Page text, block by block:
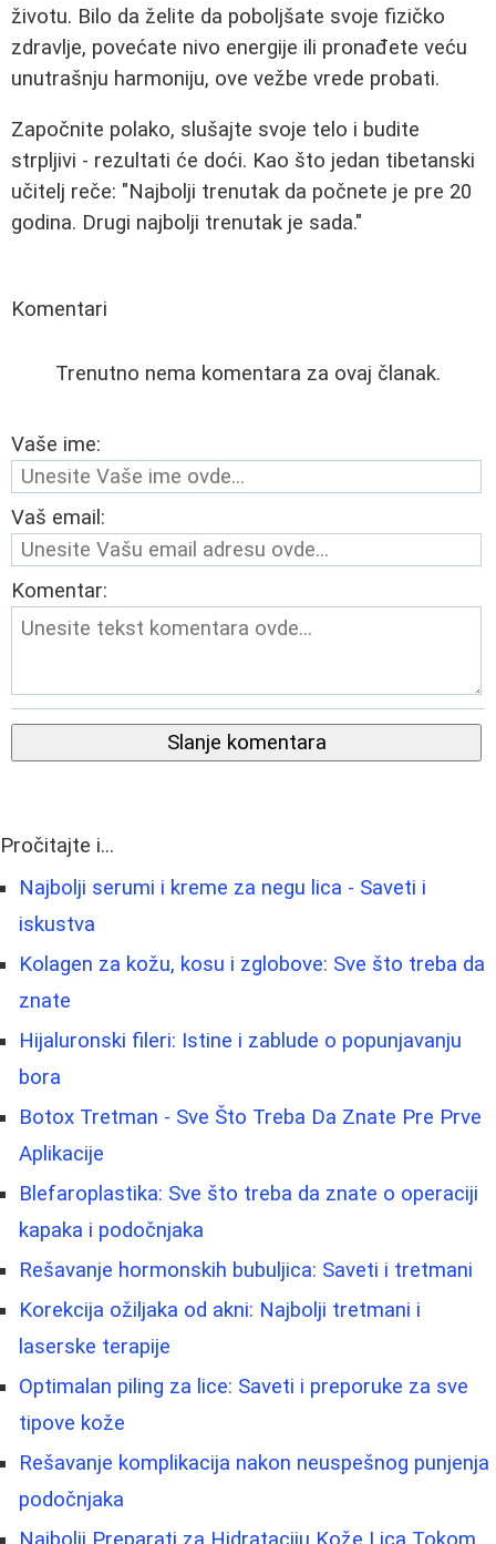
životu. Bilo da želite da poboljšate svoje fizičko
zdravlje, povećate nivo energije ili pronađete veću
unutrašnju harmoniju, ove vežbe vrede probati.
Započnite polako, slušajte svoje telo i budite
strpljivi - rezultati će doći. Kao što jedan tibetanski
učitelj reče: "Najbolji trenutak da počnete je pre 20
godina. Drugi najbolji trenutak je sada."
Komentari
Trenutno nema komentara za ovaj članak.
Vaše ime:
Vaš email:
Komentar:
Slanje komentara
Pročitajte i...
Najbolji serumi i kreme za negu lica - Saveti i
iskustva
Kolagen za kožu, kosu i zglobove: Sve što treba da
znate
Hijaluronski fileri: Istine i zablude o popunjavanju
bora
Botox Tretman - Sve Što Treba Da Znate Pre Prve
Aplikacije
Blefaroplastika: Sve što treba da znate o operaciji
kapaka i podočnjaka
Rešavanje hormonskih bubuljica: Saveti i tretmani
Korekcija ožiljaka od akni: Najbolji tretmani i
laserske terapije
Optimalan piling za lice: Saveti i preporuke za sve
tipove kože
Rešavanje komplikacija nakon neuspešnog punjenja
podočnjaka